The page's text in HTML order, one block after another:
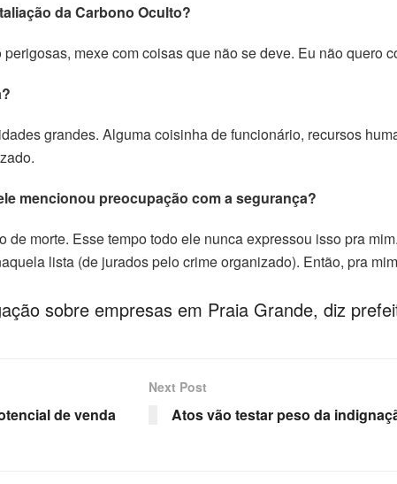
da Carbono Oculto?
mexe com coisas que não se deve. Eu não quero
grandes. Alguma coisinha de funcionário, recursos
mencionou preocupação com a segurança?
morte. Esse tempo todo ele nunca expressou isso pra
lista (de jurados pelo crime organizado). Então, pra
sobre empresas em Praia Grande, diz
de venda
Next Post
Atos vão testar peso da